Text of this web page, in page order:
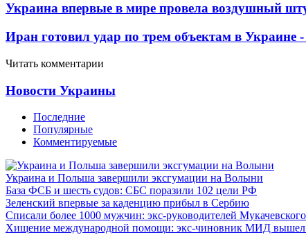
Украина впервые в мире провела воздушный
Иран готовил удар по трем объектам в
Читать комментарии
Новости Украины
Последние
Популярные
Комментируемые
Украина и Польша завершили эксгумации на Волыни
База ФСБ и шесть судов: СБС поразили 102 цели РФ
Зеленский впервые за каденцию прибыл в Сербию
Списали более 1000 мужчин: экс-руководителей
Хищение международной помощи: экс-чиновник МИД